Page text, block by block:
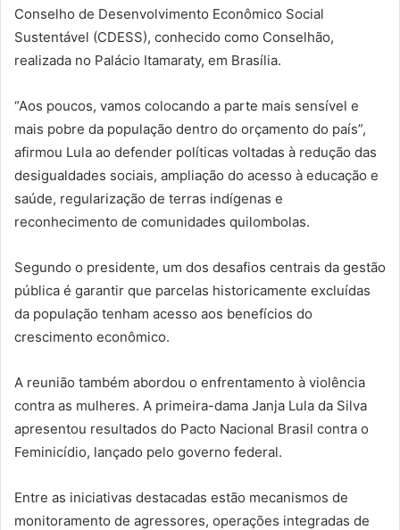
Conselho de Desenvolvimento Econômico Social
Sustentável (CDESS), conhecido como Conselhão,
realizada no Palácio Itamaraty, em Brasília.
“Aos poucos, vamos colocando a parte mais sensível e
mais pobre da população dentro do orçamento do país”,
afirmou Lula ao defender políticas voltadas à redução das
desigualdades sociais, ampliação do acesso à educação e
saúde, regularização de terras indígenas e
reconhecimento de comunidades quilombolas.
Segundo o presidente, um dos desafios centrais da gestão
pública é garantir que parcelas historicamente excluídas
da população tenham acesso aos benefícios do
crescimento econômico.
A reunião também abordou o enfrentamento à violência
contra as mulheres. A primeira-dama Janja Lula da Silva
apresentou resultados do Pacto Nacional Brasil contra o
Feminicídio, lançado pelo governo federal.
Entre as iniciativas destacadas estão mecanismos de
monitoramento de agressores, operações integradas de